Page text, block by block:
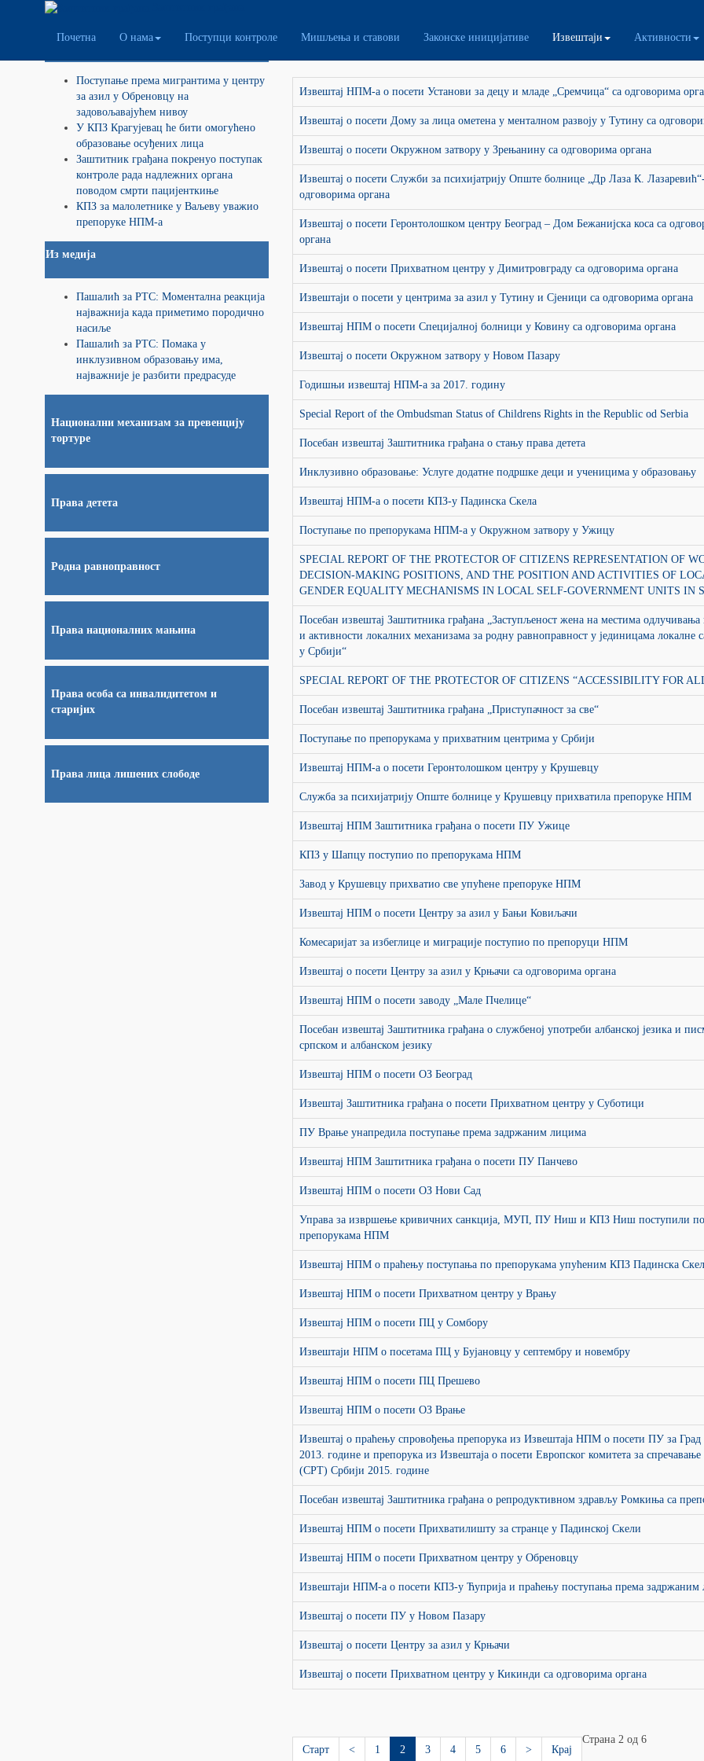
Почетна О нама Поступци контроле Мишљења и ставови Законске иницијативе Извештаји Активности
Посебни извештаји
Извештај НПМ-а о посети Установи за децу и младе „Сремчица“ са одговорима
Извештај о посети Дому за лица ометена у менталном развоју у Тутину са
Извештај о посети Окружном затвору у Зрењанину са одговорима органа
Извештај о посети Служби за психијатрију Опште болнице „Др Лаза К.
одговорима органа
Извештај о посети Геронтолошком центру Београд – Дом Бежанијска коса са
органа
Извештај о посети Прихватном центру у Димитровграду са одговорима органа
Извештаји о посети у центрима за азил у Тутину и Сјеници са одговорима органа
Извештај НПМ о посети Специјалној болници у Ковину са одговорима органа
Извештај о посети Окружном затвору у Новом Пазару
Годишњи извештај НПМ-а за 2017. годину
Special Report of the Ombudsman Status of Childrens Rights in the Republic od Serbia
Посебан извештај Заштитника грађана о стању права детета
Инклузивно образовање: Услуге додатне подршке деци и ученицима у образовању
Извештај НПМ-а о посети КПЗ-у Падинска Скела
Поступање по препорукама НПМ-а у Окружном затвору у Ужицу
SPECIAL REPORT OF THE PROTECTOR OF CITIZENS REPRESENTATION OF
DECISION-MAKING POSITIONS, AND THE POSITION AND ACTIVITIES OF
GENDER EQUALITY MECHANISMS IN LOCAL SELF-GOVERNMENT UNITS IN
Посебан извештај Заштитника грађана „Заступљеност жена на местима одлучивања
и активности локалних механизама за родну равноправност у јединицама локалне
у Србији“
SPECIAL REPORT OF THE PROTECTOR OF CITIZENS “ACCESSIBILITY FOR
Посебан извештај Заштитника грађана „Приступачност за све“
Поступање по препорукама у прихватним центрима у Србији
Извештај НПМ-а о посети Геронтолошком центру у Крушевцу
Служба за психијатрију Опште болнице у Крушевцу прихватила препоруке НПМ
Извештај НПМ Заштитника грађана о посети ПУ Ужице
КПЗ у Шапцу поступио по препорукама НПМ
Завод у Крушевцу прихватио све упућене препоруке НПМ
Извештај НПМ о посети Центру за азил у Бањи Ковиљачи
Комесаријат за избеглице и миграције поступио по препоруци НПМ
Извештај о посети Центру за азил у Крњачи са одговорима органа
Извештај НПМ о посети заводу „Мале Пчелице“
Посебан извештај Заштитника грађана о службеној употреби албанској језика и
српском и албанском језику
Извештај НПМ о посети ОЗ Београд
Извештај Заштитника грађана о посети Прихватном центру у Суботици
ПУ Врање унапредила поступање према задржаним лицима
Извештај НПМ Заштитника грађана о посети ПУ Панчево
Извештај НПМ о посети ОЗ Нови Сад
Управa за извршење кривичних санкција, МУП, ПУ Ниш и КПЗ Ниш поступили по
препорукама НПМ
Извештај НПМ о праћењу поступања по препорукама упућеним КПЗ Падинска
Извештај НПМ о посети Прихватном центру у Врању
Извештај НПМ о посети ПЦ у Сомбору
Извештаји НПМ о посетама ПЦ у Бујановцу у септембру и новембру
Извештај НПМ о посети ПЦ Прешево
Извештај НПМ о посети ОЗ Врање
Извештај о праћењу спровођења препорука из Извештаја НПМ о посети ПУ за Град
2013. године и препорука из Извештаја о посети Европског комитета за
(CPT) Србији 2015. године
Посебан извештај Заштитника грађана о репродуктивном здрављу Ромкиња са
Извештај НПМ о посети Прихватилишту за странце у Падинској Скели
Извештај НПМ о посети Прихватном центру у Обреновцу
Извештаји НПМ-а о посети КПЗ-у Ћуприја и праћењу поступања према задржаним
Извештај о посети ПУ у Новом Пазару
Извештај о посети Центру за азил у Крњачи
Извештај о посети Прихватном центру у Кикинди са одговорима органа
Страна 2 од 6
Старт
< 1 2 3 4 5 6 > Крај
Саопштења и информације
Поступање према мигрантима у центру
за азил у Обреновцу на
задовољавајућем нивоу
У КПЗ Крагујевац ће бити омогућено
образовање осуђених лица
Заштитник грађана покренуо поступак
контроле рада надлежних органа
поводом смрти пацијенткиње
КПЗ за малолетнике у Ваљеву уважио
препоруке НПМ-а
Из медија
Пашалић за РТС: Моментална реакција
најважнија када приметимо породично
насиље
Пашалић за РТС: Помака у
инклузивном образовању има,
најважније је разбити предрасуде
Национални механизам за превенцију
тортуре
Права детета
Родна равноправност
Права националних мањина
Права особа са инвалидитетом и
старијих
Права лица лишених слободе